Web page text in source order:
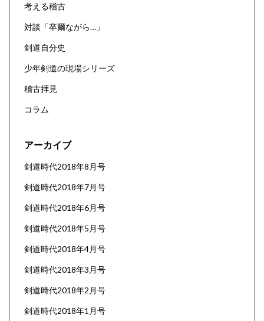
考える稽古
対談「卒爾ながら…」
剣道自分史
少年剣道の現場シリーズ
稽古拝見
コラム
アーカイブ
剣道時代2018年8月号
剣道時代2018年7月号
剣道時代2018年6月号
剣道時代2018年5月号
剣道時代2018年4月号
剣道時代2018年3月号
剣道時代2018年2月号
剣道時代2018年1月号